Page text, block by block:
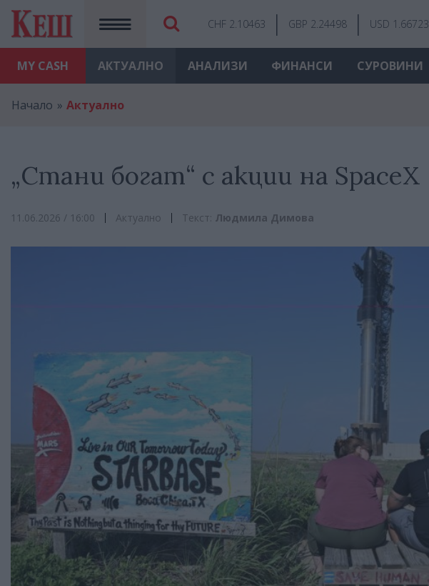
MY CASH
CHF 2.10463 GBP 2.24498 USD 1.66723
АКТУАЛНО АНАЛИЗИ ФИНАНСИ СУРОВИНИ
Начало Актуално
„Стани богат“ с акции на SpaceX
11.06.2026 / 16:00 Актуално Текст: Людмила Димова